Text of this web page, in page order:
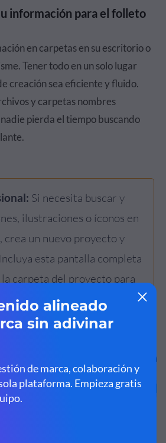
información para el folleto
en carpetas en su escritorio o
Tener todo en un solo lugar
creación sea eficiente y fluido.
y carpetas nombres
pierda el tiempo buscando
Si necesita buscar y
ilustraciones o íconos en
crea un nuevo proyecto y
esta pantalla completa
carpeta del proyecto para
al crear el díptico.